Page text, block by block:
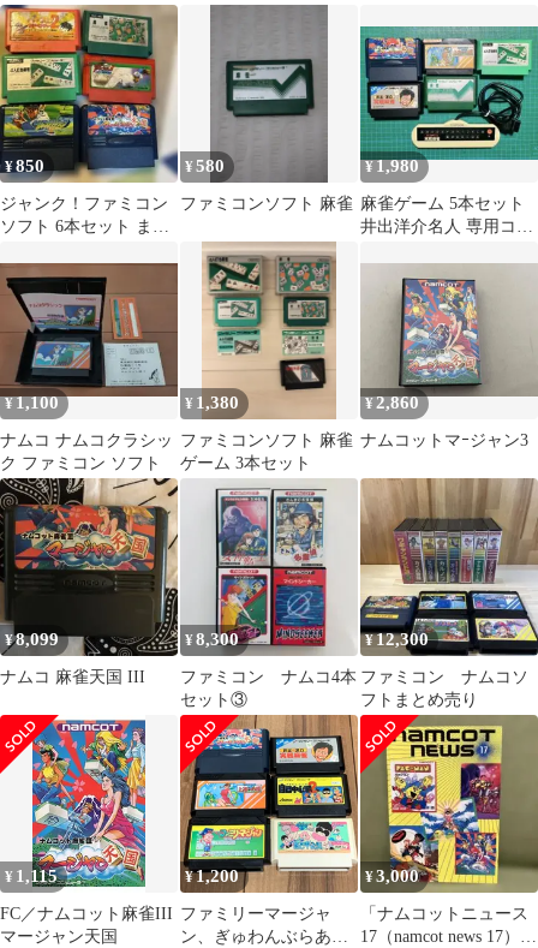
ガキ シール未使用
完品？
¥850
ジャンク！ファミコン
ソフト 6本セット まと
¥580
ファミコンソフト 麻雀
¥1,980
麻雀ゲーム 5本セット
井出洋介名人 専用コン
¥1,100
ナムコ ナムコクラシッ
ク ファミコン ソフト
¥ 1,380
ファミコンソフト 麻雀
ゲーム 3本セット
¥2,860
ナムコットマｰジャン3
¥8,099
ナムコ 麻雀天国 III
¥8,300
ファミコン ナムコ4本
セット③
¥12,300
ファミコン ナムコソ
フトまとめ売り
¥ 1,115
FC／ナムコット麻雀III
マージャン天国
¥1,200
ファミリーマージャ
ン、ぎゅわんぶらあ自
¥3,000
「ナムコットニュース
17（namcot news 17）」